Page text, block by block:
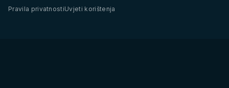
Pravila privatnostiUvjeti korištenja